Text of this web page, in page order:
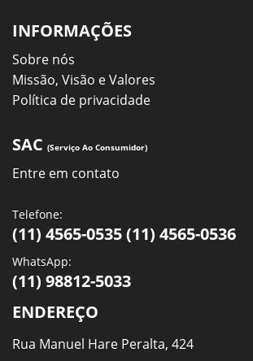
INFORMAÇÕES
Sobre nós
Missão, Visão e Valores
Política de privacidade
SAC (Serviço Ao Consumidor)
Entre em contato
Telefone:
(11) 4565-0535 (11) 4565-0536
WhatsApp:
(11) 98812-5033
ENDEREÇO
Rua Manuel Hare Peralta, 424